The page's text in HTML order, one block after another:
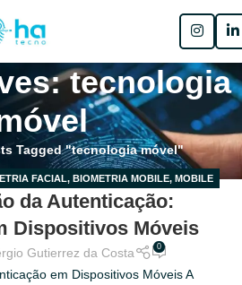
tecnologia
Tagged "tecnologia móvel"
FACIAL, BIOMETRIA MOBILE, MOBILE
BIOMETRICS
da Autenticação:
Dispositivos Móveis
Gutierrez da Costa 0
em Dispositivos Móveis A